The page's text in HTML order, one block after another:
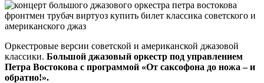
Оркестровые версии советской и американской джазовой
классики. Большой джазовый оркестр под управлением
Петра Востокова с программой «От саксофона до ножа – и
обратно!».